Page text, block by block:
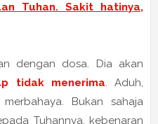
Tuhan. Sakit hatinya,
dengan dosa. Dia akan
tidak menerima. Aduh,
Bukan sahaja
Tuhannya, kebenaran